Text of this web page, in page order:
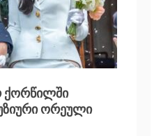
ქორწილში
ორეული